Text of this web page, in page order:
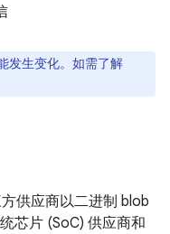
发生变化。如需了解
供应商以二进制 blob
芯片 (SoC) 供应商和